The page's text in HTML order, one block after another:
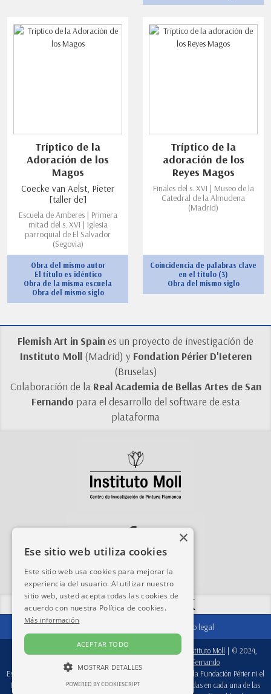
Tríptico de la
Adoración de los
Magos
Coecke van Aelst, Pieter
[taller de]
Escuela de Amberes | Primera
mitad del s. XVI | Iglesia
parroquial de El Salvador
(Segovia)
Obra del mismo autor
El título es idéntico
Obra de la misma escuela
Obra del mismo siglo
Tríptico de la
adoración de los
Reyes Magos
Finales del s. XVI | Museo de la
Catedral de la Almudena
(Madrid)
Coincidencia de palabras clave
en el título (3)
Obra del mismo siglo
Flemish Art in Spaines un proyecto de investigación de
Instituto Moll(Madrid) y Fondation Périer D'Ieteren
(Bruselas)
Colaboración de la Real Academia de Bellas Artes de San
Fernando para el desarrollo del software de esta
plataforma
Compartir esta web:
Contacto Aviso legal
© 2024-2026, base de datos: / Instituto Moll | © 2024,
software:
Real Academia de Bellas Artes de San Fernando
Esta base de datos es una herramienta de trabajo, por lo que ni la Fundación Périer ni el
Instituto Moll se responsabilizan de las atribuciones consignadas en cada una de las
×
Ese sitio web utiliza cookies
Este sitio web usa cookies para mejorar la
experiencia del usuario. Al utilizar nuestro
sitio web, usted acepta todas las cookies de
acuerdo con nuestra Política de cookies.
Más información
ACEPTAR TODO
MOSTRAR DETALLES
POWERED BY COOKIESCRIPT